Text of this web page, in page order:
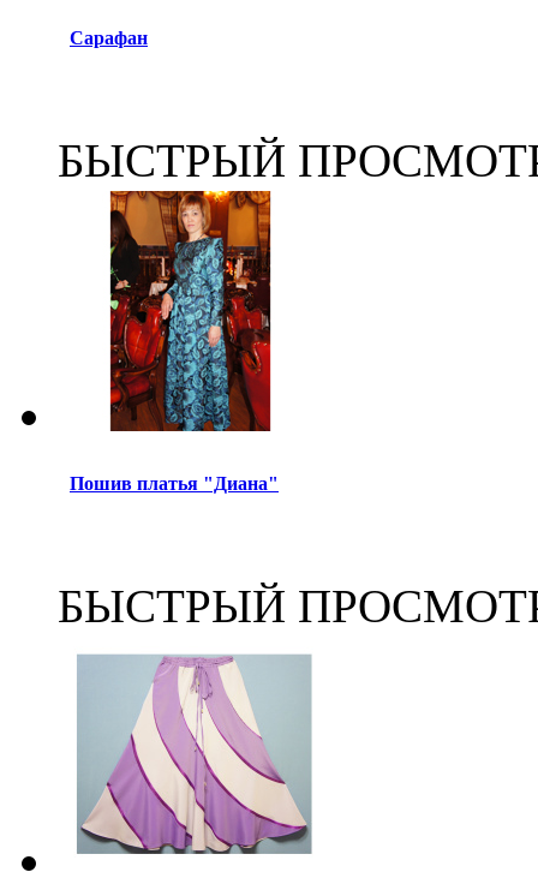
Сарафан
БЫСТРЫЙ
Пошив платья "Диана"
БЫСТРЫЙ